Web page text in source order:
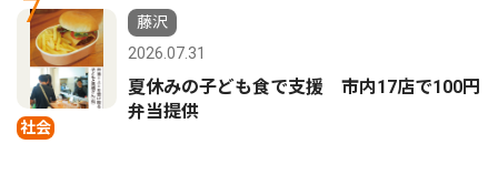
7
社会
藤沢
2026.07.31
夏休みの子ども食で支援 市内17店で100円
弁当提供